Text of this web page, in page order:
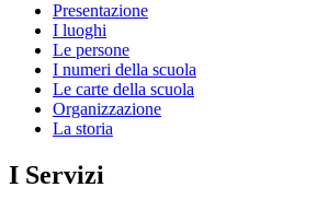
Presentazione
I luoghi
Le persone
I numeri della scuola
Le carte della scuola
Organizzazione
La storia
I Servizi